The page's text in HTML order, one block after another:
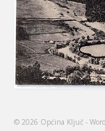
© 2026 Općina Ključ -